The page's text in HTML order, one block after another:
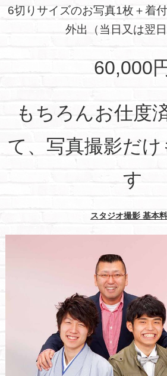
6切りサイズのお写真1枚＋着
外出（当日又は翌日
60,000
もちろんお仕度
て、写真撮影だ
す
スタジオ撮影 基本